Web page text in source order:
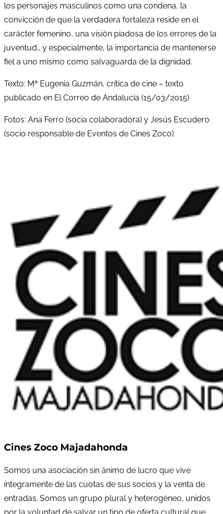
los personajes masculinos como una condena, la
convicción de que la verdadera fortaleza reside en el
carácter femenino, una visión piadosa de los errores de la
juventud… y especialmente, la importancia de mantenerse
fiel a uno mismo como salvaguarda de la dignidad.
Texto: Mª Eugenia Guzmán, crítica de cine – texto
publicado en El Correo de Andalucía (15/03/2015)
Fotos: Ana Ferro (socia colaboradora) y Jesús Escudero
(socio responsable de Eventos de Cines Zoco)
Cines Zoco Majadahonda
Somos una asociación sin ánimo de lucro que vive
íntegramente de las cuotas de sus socios y la venta de
entradas. Somos un grupo plural y heterogéneo, unidos